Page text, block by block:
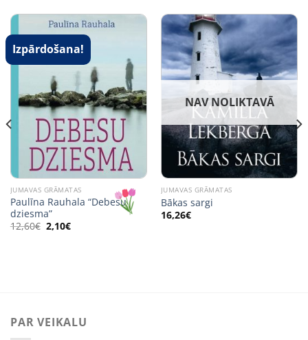
Izpārdošana!
JUMAVAS GRĀMATAS
Paulīna Rauhala “Debesu
dziesma”
12,60€ Original
price
2,10€Current
NAV NOLIKTAVĀ
JUMAVAS GRĀMATAS
Bākas sargi
16,26€
PAR VEIKALU